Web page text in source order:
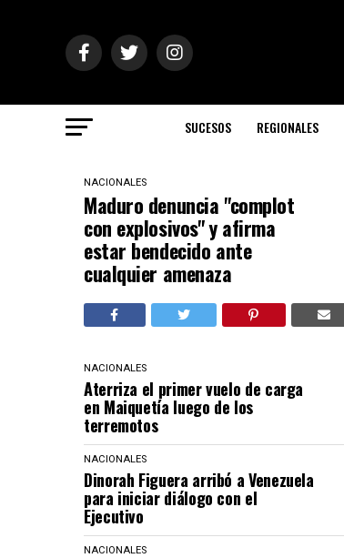
SUCESOS REGIONALES
NACIONALES
Maduro denuncia "complot
con explosivos" y afirma
estar bendecido ante
cualquier amenaza
NACIONALES
Aterriza el primer vuelo de carga
en Maiquetía luego de los
terremotos
NACIONALES
Dinorah Figuera arribó a Venezuela
para iniciar diálogo con el
Ejecutivo
NACIONALES